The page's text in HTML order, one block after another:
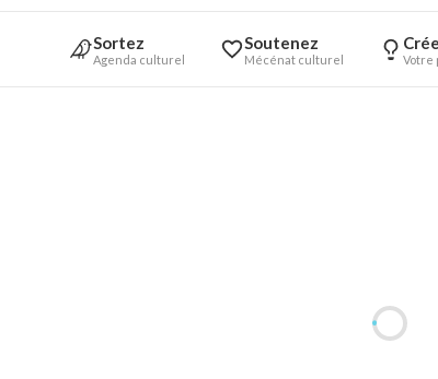
Sortez
Agenda culturel
Soutenez
Mécénat culturel Votre